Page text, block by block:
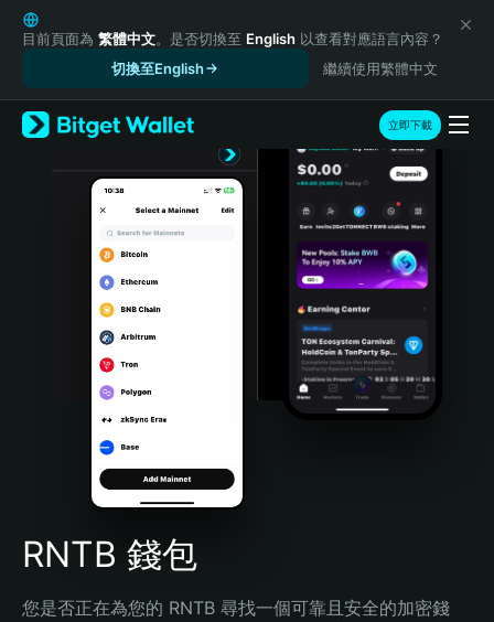
English
日本語
Русский
Español (Latinoamérica)
Türkçe
Português (Portugal)
Bahasa Indonesia
Português (Brasil)
Español (Argentina)
目前頁面為 繁體中文。是否切換至 English 以查看對應語言內容？
切換至English
繼續使用繁體中文
立即下載
RNTB 錢包
您是否正在為您的 RNTB 尋找一個可靠且安全的加密錢